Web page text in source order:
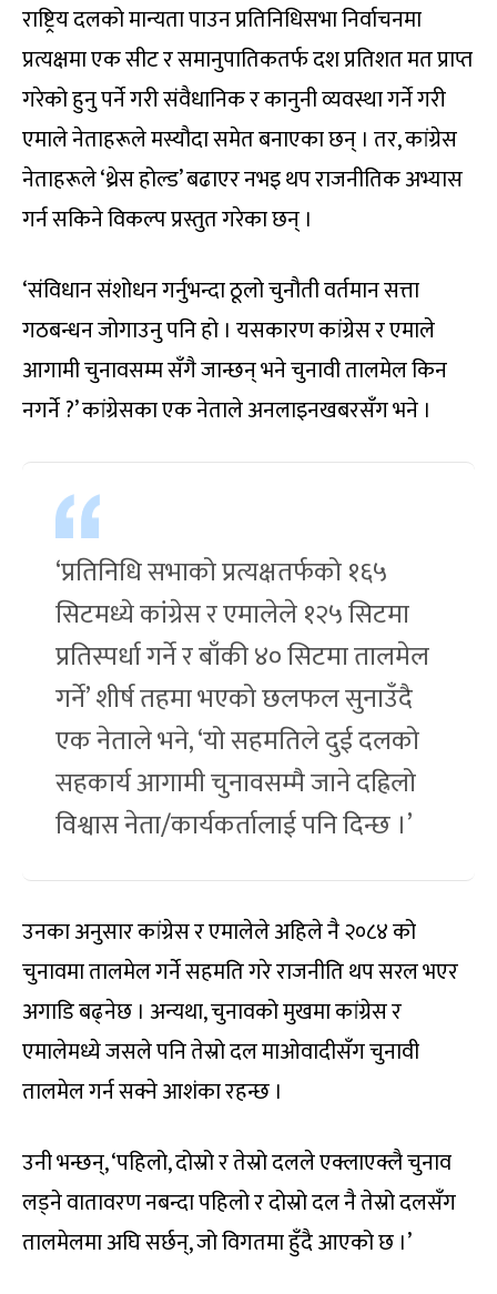
राष्ट्रिय दलको मान्यता पाउन प्रतिनिधिसभा निर्वाचनमा
प्रत्यक्षमा एक सीट र समानुपातिकतर्फ दश प्रतिशत मत प्राप्त
गरेको हुनु पर्ने गरी संवैधानिक र कानुनी व्यवस्था गर्ने गरी
एमाले नेताहरूले मस्यौदा समेत बनाएका छन् । तर, कांग्रेस
नेताहरूले ‘थ्रेस होल्ड’ बढाएर नभइ थप राजनीतिक अभ्यास
गर्न सकिने विकल्प प्रस्तुत गरेका छन् ।
‘संविधान संशोधन गर्नुभन्दा ठूलो चुनौती वर्तमान सत्ता
गठबन्धन जोगाउनु पनि हो । यसकारण कांग्रेस र एमाले
आगामी चुनावसम्म सँगै जान्छन् भने चुनावी तालमेल किन
नगर्ने ?’ कांग्रेसका एक नेताले अनलाइनखबरसँग भने ।
‘प्रतिनिधि सभाको प्रत्यक्षतर्फको १६५
सिटमध्ये कांग्रेस र एमालेले १२५ सिटमा
प्रतिस्पर्धा गर्ने र बाँकी ४० सिटमा तालमेल
गर्ने’ शीर्ष तहमा भएको छलफल सुनाउँदै
एक नेताले भने, ‘यो सहमतिले दुई दलको
सहकार्य आगामी चुनावसम्मै जाने दह्रिलो
विश्वास नेता/कार्यकर्तालाई पनि दिन्छ ।’
उनका अनुसार कांग्रेस र एमालेले अहिले नै २०८४ को
चुनावमा तालमेल गर्ने सहमति गरे राजनीति थप सरल भएर
अगाडि बढ्नेछ । अन्यथा, चुनावको मुखमा कांग्रेस र
एमालेमध्ये जसले पनि तेस्रो दल माओवादीसँग चुनावी
तालमेल गर्न सक्ने आशंका रहन्छ ।
उनी भन्छन्, ‘पहिलो, दोस्रो र तेस्रो दलले एक्लाएक्लै चुनाव
लड्ने वातावरण नबन्दा पहिलो र दोस्रो दल नै तेस्रो दलसँग
तालमेलमा अघि सर्छन्, जो विगतमा हुँदै आएको छ ।’